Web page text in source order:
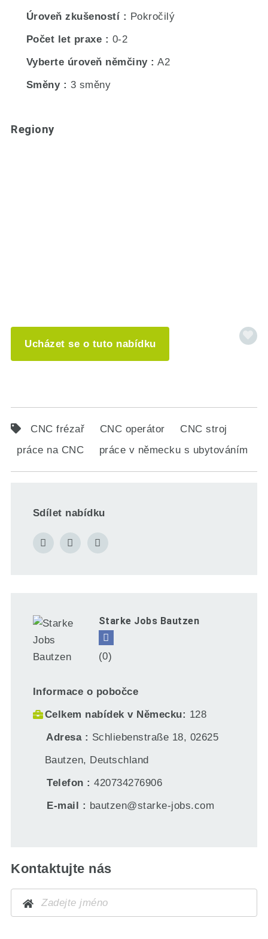
Úroveň zkušeností
Pokročilý
Počet let praxe
0-2
Vyberte úroveň němčiny
A2
Směny
3 směny
Regiony
Ucházet se o tuto nabídku
CNC frézař CNC operátor
CNC stroj
práce na CNC
práce v německu s ubytováním
Sdílet nabídku
Starke Jobs Bautzen
(0)
Informace o pobočce
Celkem nabídek v Německu
128
Adresa
Schliebenstraße 18, 02625
Bautzen, Deutschland
Telefon
420734276906
E-mail
bautzen@starke-jobs.com
Kontaktujte nás